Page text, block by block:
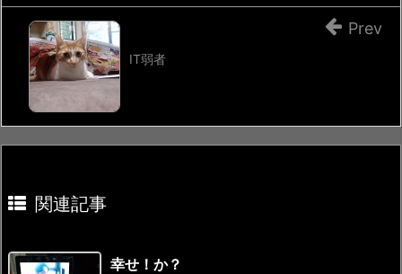
IT弱者
Prev
関連記事
幸せ！か？